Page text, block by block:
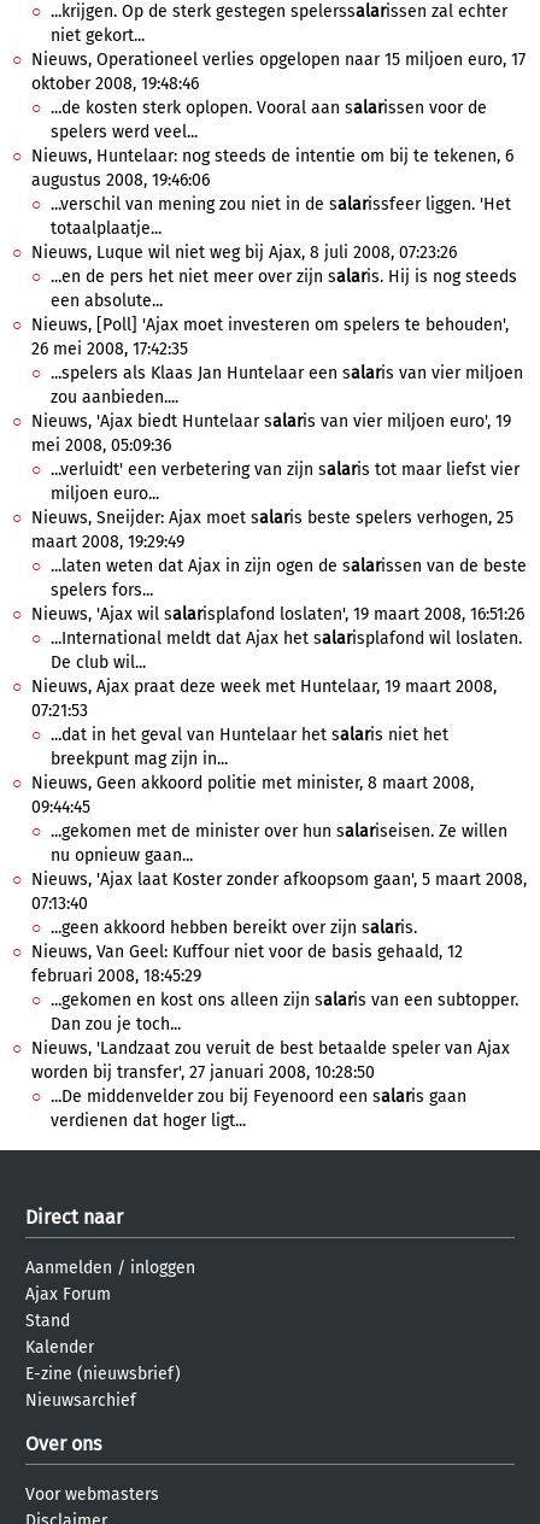
...krijgen. Op de sterk gestegen spelerssalarissen zal echter
niet gekort...
Nieuws, Operationeel verlies opgelopen naar 15 miljoen euro, 17
oktober 2008, 19:48:46
...de kosten sterk oplopen. Vooral aan salarissen voor de
spelers werd veel...
Nieuws, Huntelaar: nog steeds de intentie om bij te tekenen, 6
augustus 2008, 19:46:06
...verschil van mening zou niet in de salarissfeer liggen. 'Het
totaalplaatje...
Nieuws, Luque wil niet weg bij Ajax, 8 juli 2008, 07:23:26
...en de pers het niet meer over zijn salaris. Hij is nog steeds
een absolute...
Nieuws, [Poll] 'Ajax moet investeren om spelers te behouden',
26 mei 2008, 17:42:35
...spelers als Klaas Jan Huntelaar een salaris van vier miljoen
zou aanbieden....
Nieuws, 'Ajax biedt Huntelaar salaris van vier miljoen euro', 19
mei 2008, 05:09:36
...verluidt' een verbetering van zijn salaris tot maar liefst vier
miljoen euro...
Nieuws, Sneijder: Ajax moet salaris beste spelers verhogen, 25
maart 2008, 19:29:49
...laten weten dat Ajax in zijn ogen de salarissen van de beste
spelers fors...
Nieuws, 'Ajax wil salarisplafond loslaten', 19 maart 2008, 16:51:26
...International meldt dat Ajax het salarisplafond wil loslaten.
De club wil...
Nieuws, Ajax praat deze week met Huntelaar, 19 maart 2008,
07:21:53
...dat in het geval van Huntelaar het salaris niet het
breekpunt mag zijn in...
Nieuws, Geen akkoord politie met minister, 8 maart 2008,
09:44:45
...gekomen met de minister over hun salariseisen. Ze willen
nu opnieuw gaan...
Nieuws, 'Ajax laat Koster zonder afkoopsom gaan', 5 maart 2008,
07:13:40
...geen akkoord hebben bereikt over zijn salaris.
Nieuws, Van Geel: Kuffour niet voor de basis gehaald, 12
februari 2008, 18:45:29
...gekomen en kost ons alleen zijn salaris van een subtopper.
Dan zou je toch...
Nieuws, 'Landzaat zou veruit de best betaalde speler van Ajax
worden bij transfer', 27 januari 2008, 10:28:50
...De middenvelder zou bij Feyenoord een salaris gaan
verdienen dat hoger ligt...
Direct naar
Aanmelden / inloggen
Ajax Forum
Stand
Kalender
E-zine (nieuwsbrief)
Nieuwsarchief
Over ons
Voor webmasters